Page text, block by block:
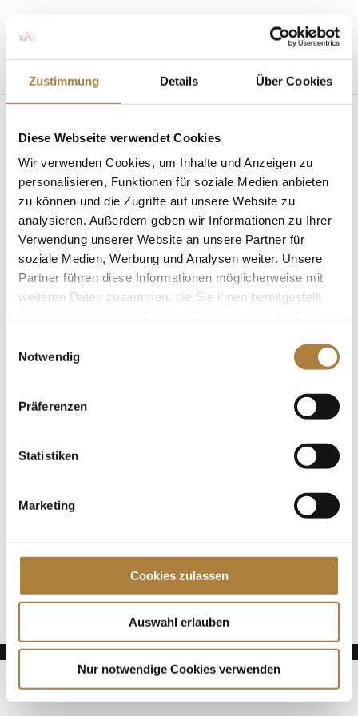
Zustimmung Details Über Cookies
Diese Webseite verwendet Cookies
Wir verwenden Cookies, um Inhalte und Anzeigen zu
personalisieren, Funktionen für soziale Medien anbieten
zu können und die Zugriffe auf unsere Website zu
analysieren. Außerdem geben wir Informationen zu Ihrer
Verwendung unserer Website an unsere Partner für
soziale Medien, Werbung und Analysen weiter. Unsere
Partner führen diese Informationen möglicherweise mit
weiteren Daten zusammen, die Sie ihnen bereitgestellt
Notwendig
Präferenzen
Statistiken
Marketing
Cookies zulassen
Auswahl erlauben
Nur notwendige Cookies verwenden
Seite wählen
Trauer um Gabriela Grillo
vonInsa Strothmann |27. Februar 2024|Allgemein,
News
Förderin der Stiftung Deutscher Pferdesport
verstorben Der Pferdesport trauert um Gabriela
verstarb am Wochenende im Alter von 71 Jahren.
Gabriela Grillo zählt zu den erfolgreichsten...
Spenden
Talentpool-Athlet Calvin Böckmann wird U25-
100. Geburtstag von HGW: Warendorf erinnert an